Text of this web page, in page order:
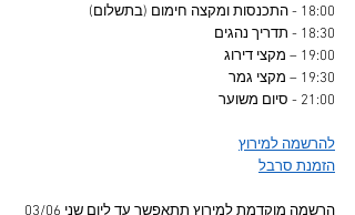
18:00 - התכנסות ומקצה חימום (בתשלום)
18:30 - תדריך נהגים
19:00 – מקצי דירוג
19:30 – מקצי גמר
21:00 - סיום משוער
להרשמה למירוץ
הזמנת סרבל